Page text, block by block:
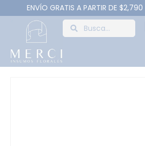
ENVÍO GRATIS A PARTIR DE